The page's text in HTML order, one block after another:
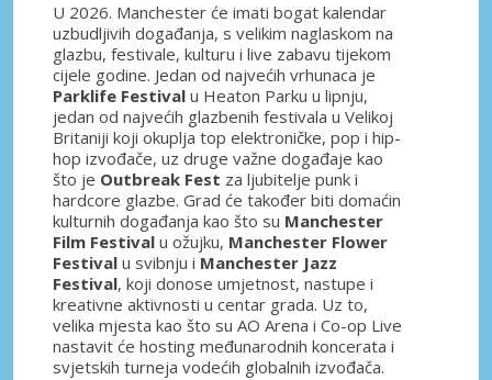
U 2026. Manchester će imati bogat kalendar
uzbudljivih događanja, s velikim naglaskom na
glazbu, festivale, kulturu i live zabavu tijekom
cijele godine. Jedan od najvećih vrhunaca je
Parklife Festival u Heaton Parku u lipnju,
jedan od najvećih glazbenih festivala u Velikoj
Britaniji koji okuplja top elektroničke, pop i hip-
hop izvođače, uz druge važne događaje kao
što je Outbreak Fest za ljubitelje punk i
hardcore glazbe. Grad će također biti domaćin
kulturnih događanja kao što su Manchester
Film Festival u ožujku, Manchester Flower
Festival u svibnju i Manchester Jazz
Festival, koji donose umjetnost, nastupe i
kreativne aktivnosti u centar grada. Uz to,
velika mjesta kao što su AO Arena i Co-op Live
nastavit će hosting međunarodnih koncerata i
svjetskih turneja vodećih globalnih izvođača.